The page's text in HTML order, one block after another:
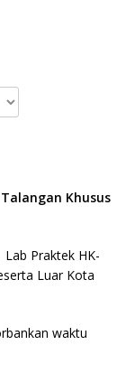
Khusus
Praktek HK-
Luar Kota
waktu